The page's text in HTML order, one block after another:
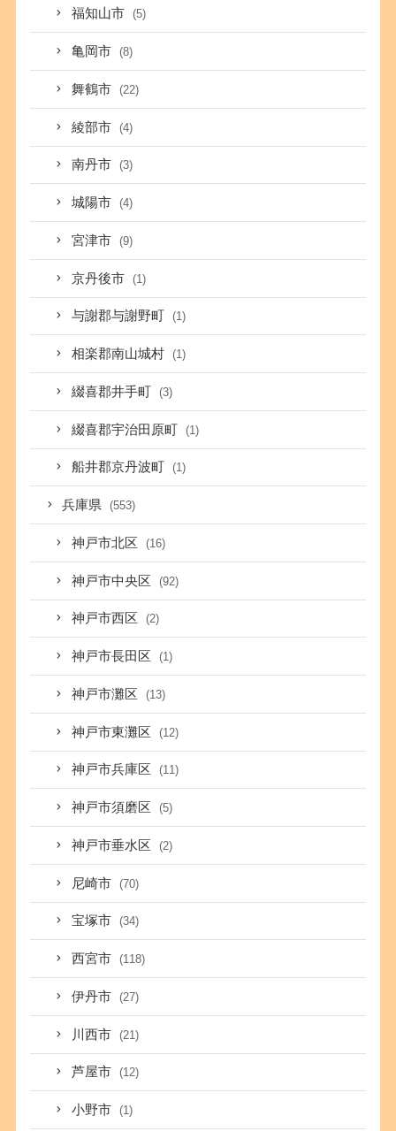
福知山市 (5)
亀岡市 (8)
舞鶴市 (22)
綾部市 (4)
南丹市 (3)
城陽市 (4)
宮津市 (9)
京丹後市 (1)
与謝郡与謝野町 (1)
相楽郡南山城村 (1)
綴喜郡井手町 (3)
綴喜郡宇治田原町 (1)
船井郡京丹波町 (1)
兵庫県 (553)
神戸市北区 (16)
神戸市中央区 (92)
神戸市西区 (2)
神戸市長田区 (1)
神戸市灘区 (13)
神戸市東灘区 (12)
神戸市兵庫区 (11)
神戸市須磨区 (5)
神戸市垂水区 (2)
尼崎市 (70)
宝塚市 (34)
西宮市 (118)
伊丹市 (27)
川西市 (21)
芦屋市 (12)
小野市 (1)